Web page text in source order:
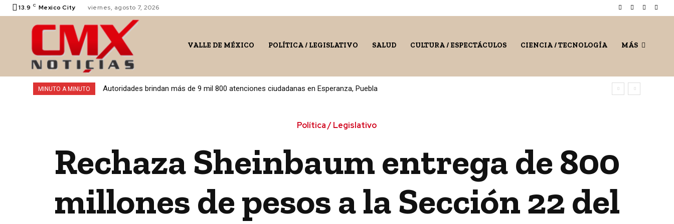
13.9 C Mexico City viernes, agosto 7, 2026
VALLE DE MÉXICO POLÍTICA / LEGISLATIVO SALUD CULTURA / ESPECTÁCULOS CIENCIA / TECNOLOGÍA MÁS
MINUTO A MINUTO Autoridades brindan más de 9 mil 800 atenciones ciudadanas en Esperanza, Puebla
Política / Legislativo
Rechaza Sheinbaum entrega de 800
millones de pesos a la Sección 22 del